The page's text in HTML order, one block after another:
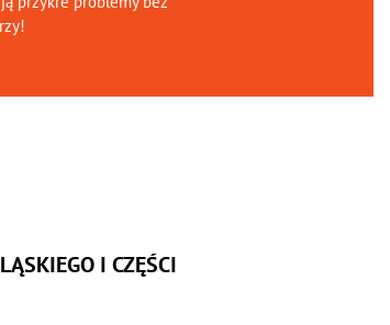
I CZĘŚCI